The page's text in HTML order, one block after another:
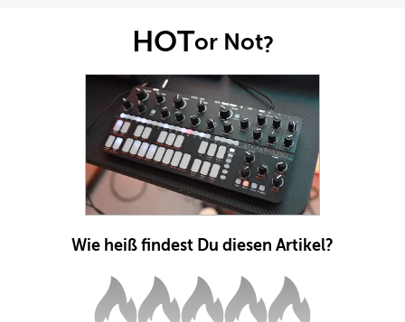
HOTor Not?
Wie heiß findest Du diesen Artikel?